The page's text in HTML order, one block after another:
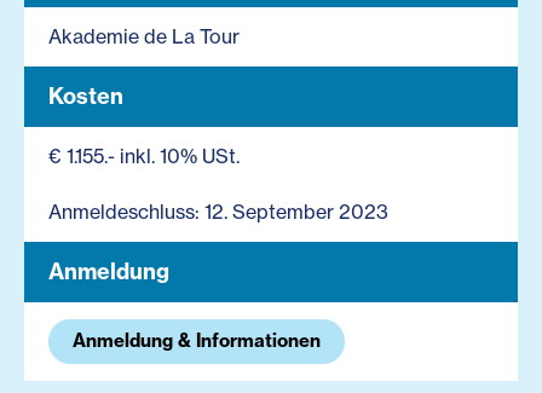
Akademie de La Tour
Kosten
€ 1.155.- inkl. 10% USt.
Anmeldeschluss: 12. September 2023
Anmeldung
Anmeldung & Informationen